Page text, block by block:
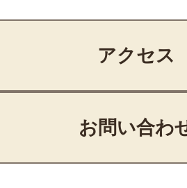
アクセス
お問い合わ